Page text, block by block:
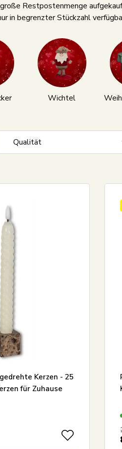
Restpostenmenge
in begrenzter Stückzahl
Wichtel
Qualität
Kerzen - 25
für Zuhause